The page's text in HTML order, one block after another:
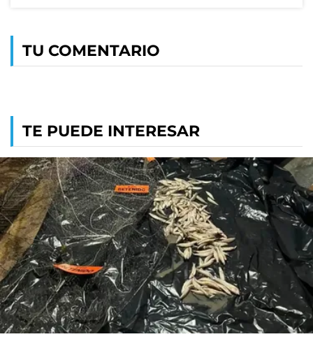
TU COMENTARIO
TE PUEDE INTERESAR